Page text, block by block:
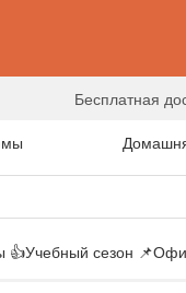
бесплатная
👍Учебный сезон 📌